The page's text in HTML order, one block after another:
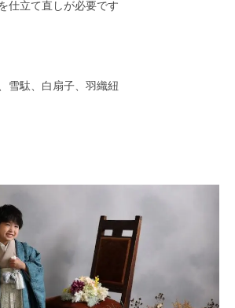
仕立て直しが必要です
雪駄、白扇子、羽織紐